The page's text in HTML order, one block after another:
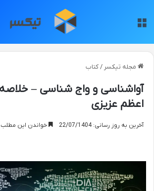
مجله تیکسر /کتاب
آواشناسی و واج شناسی –
اعظم عزیزی
آخرین به روز رسانی: 22/07/1404 خواندن این مطلب 14 دقیقه زمان